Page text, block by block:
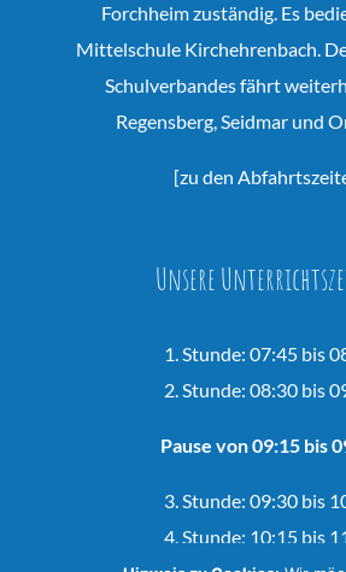
Forchheim zuständig. Es
Mittelschule Kirchehrenbach.
Schulverbandes fährt
Regensberg, Seidmar und
[zu den
Unsere
1. Stunde: 07:45 bis
2. Stunde: 08:30 bis
Pause von 09:15 bis
3. Stunde: 09:30 bis
4. Stunde: 10:15 bis